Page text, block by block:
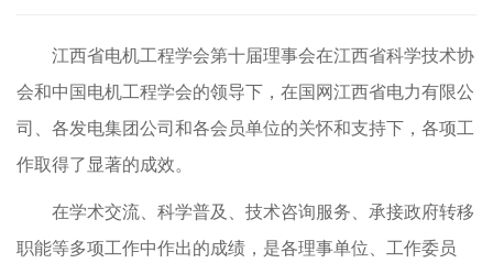
江西省电机工程学会第十届理事会在江西省科学技术协
会和中国电机工程学会的领导下，在国网江西省电力有限公
司、各发电集团公司和各会员单位的关怀和支持下，各项工
作取得了显著的成效。
在学术交流、科学普及、技术咨询服务、承接政府转移
职能等多项工作中作出的成绩，是各理事单位、工作委员